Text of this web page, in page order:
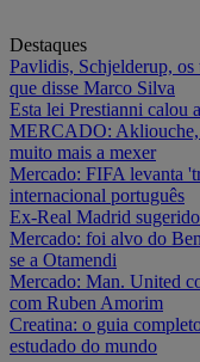
Destaques
Pavlidis, Schjelderup,
que disse Marco Silva
Esta lei Prestianni calou
MERCADO: Akliouche,
muito mais a mexer
Mercado: FIFA levanta
internacional português
Ex-Real Madrid
Mercado: foi alvo do
se a Otamendi
Mercado: Man. United
com Ruben Amorim
Creatina: o guia
estudado do mundo